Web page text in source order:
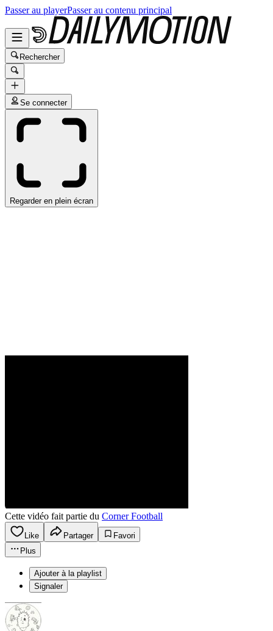
Passer au playerPasser au contenu principal
Rechercher
Se connecter
Regarder en plein écran
Cette vidéo fait partie du Corner Football
Like Partager
Favori
Plus
Ajouter à la playlist
Signaler